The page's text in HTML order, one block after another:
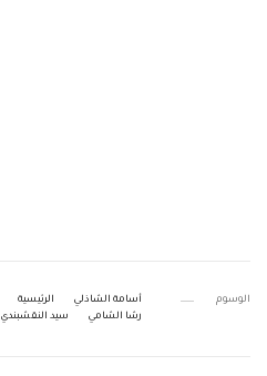
الوسوم أسامة الشاذلي الرئيسية
رشا الشامي
سيد النقشبندي